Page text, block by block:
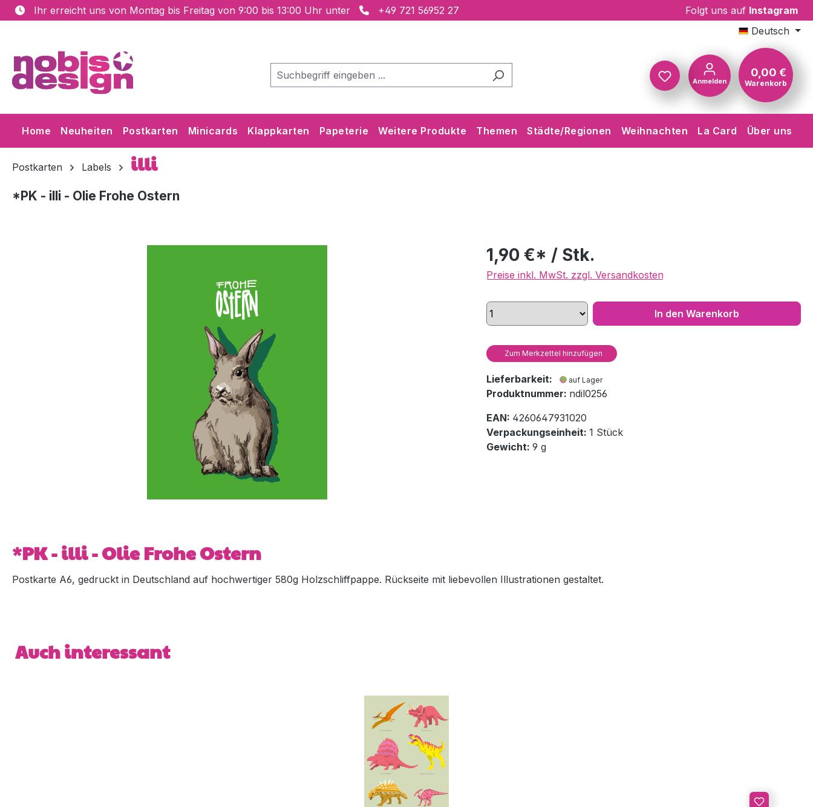
Hauptinhalt springen
Zur Suche springen
Zur Hauptnavigation springen
Ihr erreicht uns von Montag bis Freitag von 9:00 bis 13:00 Uhr unter +49 721 56952 27 Folgt uns auf Instagram
Deutsch
Anmelden
0,00 €
Warenkorb
Home Neuheiten Postkarten Minicards Klappkarten Papeterie Weitere Produkte Themen Städte/Regionen Weihnachten La Card Über uns
Postkarten Labels illi
*PK - illi - Olie Frohe Ostern
1,90 €* / Stk.
Preise inkl. MwSt. zzgl. Versandkosten
In den Warenkorb
Zum Merkzettel hinzufügen
Lieferbarkeit: auf Lager
Produktnummer: ndil0256
EAN: 4260647931020
Verpackungseinheit: 1 Stück
Gewicht: 9 g
*PK - illi - Olie Frohe Ostern
Postkarte A6, gedruckt in Deutschland auf hochwertiger 580g Holzschliffpappe. Rückseite mit liebevollen Illustrationen gestaltet.
Produktgalerie überspringen
Auch interessant